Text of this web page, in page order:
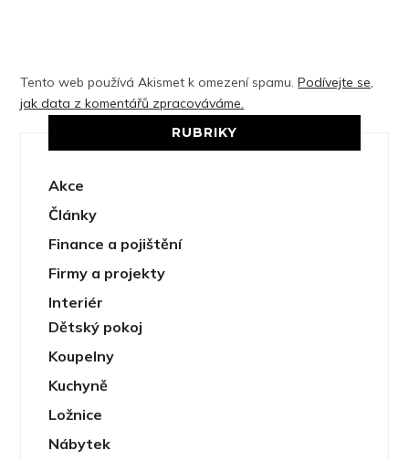
Tento web používá Akismet k omezení spamu.Podívejte se,
jak data z komentářů zpracováváme.
RUBRIKY
Akce
Články
Finance a pojištění
Firmy a projekty
Interiér
Dětský pokoj
Koupelny
Kuchyně
Ložnice
Nábytek